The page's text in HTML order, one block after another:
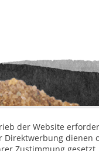
Mehrwertsteuer zzgl.
der Website